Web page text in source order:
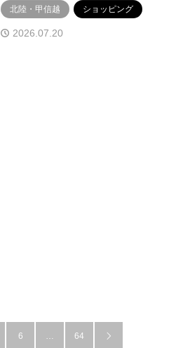
北陸・甲信越 ショッピング
2026.07.20
6 … 64 